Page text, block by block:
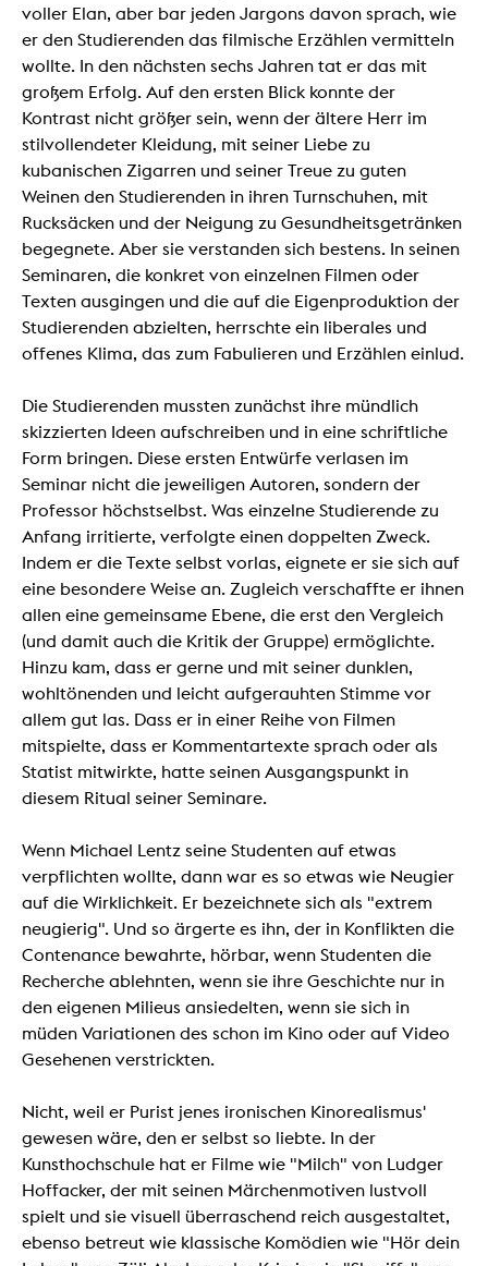
voller Elan, aber bar jeden Jargons davon sprach, wie
er den Studierenden das filmische Erzählen vermitteln
wollte. In den nächsten sechs Jahren tat er das mit
großem Erfolg. Auf den ersten Blick konnte der
Kontrast nicht größer sein, wenn der ältere Herr im
stilvollendeter Kleidung, mit seiner Liebe zu
kubanischen Zigarren und seiner Treue zu guten
Weinen den Studierenden in ihren Turnschuhen, mit
Rucksäcken und der Neigung zu Gesundheitsgetränken
begegnete. Aber sie verstanden sich bestens. In seinen
Seminaren, die konkret von einzelnen Filmen oder
Texten ausgingen und die auf die Eigenproduktion der
Studierenden abzielten, herrschte ein liberales und
offenes Klima, das zum Fabulieren und Erzählen einlud.
Die Studierenden mussten zunächst ihre mündlich
skizzierten Ideen aufschreiben und in eine schriftliche
Form bringen. Diese ersten Entwürfe verlasen im
Seminar nicht die jeweiligen Autoren, sondern der
Professor höchstselbst. Was einzelne Studierende zu
Anfang irritierte, verfolgte einen doppelten Zweck.
Indem er die Texte selbst vorlas, eignete er sie sich auf
eine besondere Weise an. Zugleich verschaffte er ihnen
allen eine gemeinsame Ebene, die erst den Vergleich
(und damit auch die Kritik der Gruppe) ermöglichte.
Hinzu kam, dass er gerne und mit seiner dunklen,
wohltönenden und leicht aufgerauhten Stimme vor
allem gut las. Dass er in einer Reihe von Filmen
mitspielte, dass er Kommentartexte sprach oder als
Statist mitwirkte, hatte seinen Ausgangspunkt in
diesem Ritual seiner Seminare.
Wenn Michael Lentz seine Studenten auf etwas
verpflichten wollte, dann war es so etwas wie Neugier
auf die Wirklichkeit. Er bezeichnete sich als "extrem
neugierig". Und so ärgerte es ihn, der in Konflikten die
Contenance bewahrte, hörbar, wenn Studenten die
Recherche ablehnten, wenn sie ihre Geschichte nur in
den eigenen Milieus ansiedelten, wenn sie sich in
müden Variationen des schon im Kino oder auf Video
Gesehenen verstrickten.
Nicht, weil er Purist jenes ironischen Kinorealismus'
gewesen wäre, den er selbst so liebte. In der
Kunsthochschule hat er Filme wie "Milch" von Ludger
Hoffacker, der mit seinen Märchenmotiven lustvoll
spielt und sie visuell überraschend reich ausgestaltet,
ebenso betreut wie klassische Komödien wie "Hör dein